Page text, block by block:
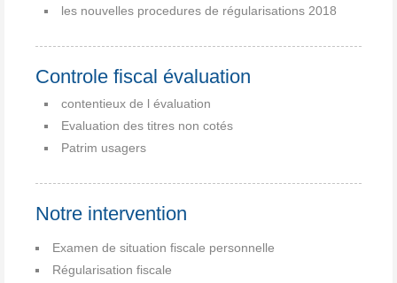
les nouvelles procedures de régularisations 2018
Controle fiscal évaluation
contentieux de l évaluation
Evaluation des titres non cotés
Patrim usagers
Notre intervention
Examen de situation fiscale personnelle
Régularisation fiscale